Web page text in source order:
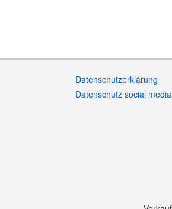
Datenschutzerklärung
Datenschutz social media